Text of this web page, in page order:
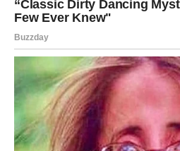
odgovarajuće terapije ili promjena
U današnje vrijeme, kada su
prisutnije, od suštinskog je
pokazatelja kao jedan od koraka
Solaković ističe važnost
podrazumijeva promatranje cijele